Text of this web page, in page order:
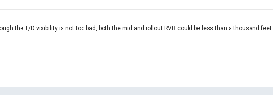
the T/D visibility is not too bad, both the mid and rollout RVR could be less than a thousand feet.